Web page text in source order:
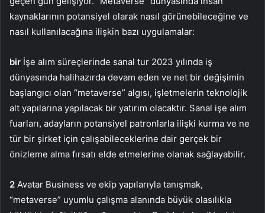
kaynaklarının potansiyel olarak nasıl görünebileceğine ve
nasıl kullanılacağına ilişkin bazı uygulamalar:
bir İşe alım süreçlerinde sanal tur 2023 yılında iş
dünyasında halihazırda devam eden ve net bir değişimin
başlangıcı olan “metaverse” algısı, işletmelerin teknolojik
alt yapılarına yapılacak bir yatırım olacaktır. Sanal işe alım
fuarları, adayların potansiyel patronlarla ilişki kurma ve ne
tür bir şirket için çalışabileceklerine dair gerçek bir
önizleme alma fırsatı elde etmelerine olanak sağlayabilir.
2 Avatar Business ve ekip yapılarıyla tanışmak,
“metaverse” uyumlu çalışma alanında büyük olasılıkla